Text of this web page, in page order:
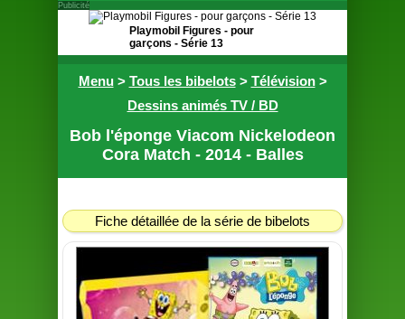
Menu> Tous les bibelots> Télévision>
Dessins animés TV / BD
Bob l'éponge Viacom Nickelodeon
Cora Match - 2014 - Balles
Fiche détaillée de la série de bibelots
Publicité
Playmobil Figures - pour
garçons - Série 13
une figurine